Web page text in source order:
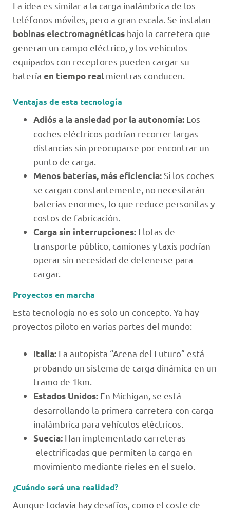
La idea es similar a la carga inalámbrica de los
teléfonos móviles, pero a gran escala. Se instalan
bobinas electromagnéticas bajo la carretera que
generan un campo eléctrico, y los vehículos
equipados con receptores pueden cargar su
batería en tiempo real mientras conducen.
Ventajas de esta tecnología
Adiós a la ansiedad por la autonomía: Los
coches eléctricos podrían recorrer largas
distancias sin preocuparse por encontrar un
punto de carga.
Menos baterías, más eficiencia: Si los coches
se cargan constantemente, no necesitarán
baterías enormes, lo que reduce personitas y
costos de fabricación.
Carga sin interrupciones: Flotas de
transporte público, camiones y taxis podrían
operar sin necesidad de detenerse para
cargar.
Proyectos en marcha
Esta tecnología no es solo un concepto. Ya hay
proyectos piloto en varias partes del mundo:
Italia: La autopista “Arena del Futuro” está
probando un sistema de carga dinámica en un
tramo de 1km.
Estados Unidos: En Michigan, se está
desarrollando la primera carretera con carga
inalámbrica para vehículos eléctricos.
Suecia: Han implementado carreteras
electrificadas que permiten la carga en
movimiento mediante rieles en el suelo.
¿Cuándo será una realidad?
Aunque todavía hay desafíos, como el coste de